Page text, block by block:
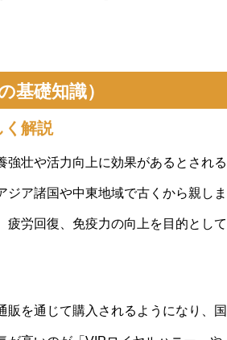
基礎知識）
く解説
強壮や活力向上に効果があるとされる
ア諸国や中東地域で古くから親しま
労回復、免疫力の向上を目的として
を通じて購入されるようになり、国